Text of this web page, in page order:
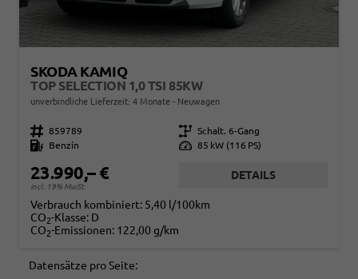
SKODA KAMIQ
TOP SELECTION 1,0 TSI 85KW
unverbindliche Lieferzeit: 4 Monate Neuwagen
Fahrzeugnr. 859789 Getriebe Schalt. 6-Gang
Kraftstoff
Benzin Leistung 85 kW (116 PS)
23.990,– €
incl. 19% MwSt.
DETAILS
Verbrauch kombiniert: 5,40 l/100km
CO2-Klasse: D
CO2-Emissionen: 122,00 g/km
Datensätze pro Seite: